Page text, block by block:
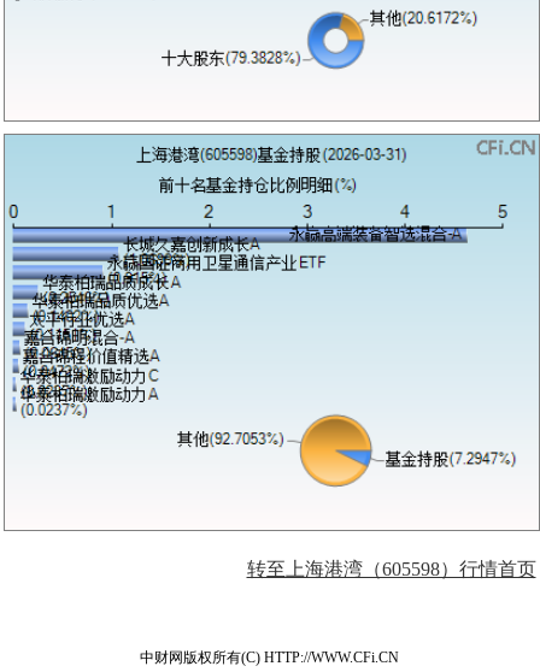
转至上海港湾（605598）行情首页
中财网版权所有(C) HTTP://WWW.CFi.CN